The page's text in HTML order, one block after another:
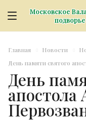
Московское
подворье
Главная Новости
День памяти святого
День
апостола